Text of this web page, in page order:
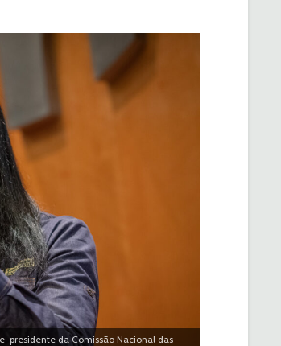
presidente da Comissão Nacional das